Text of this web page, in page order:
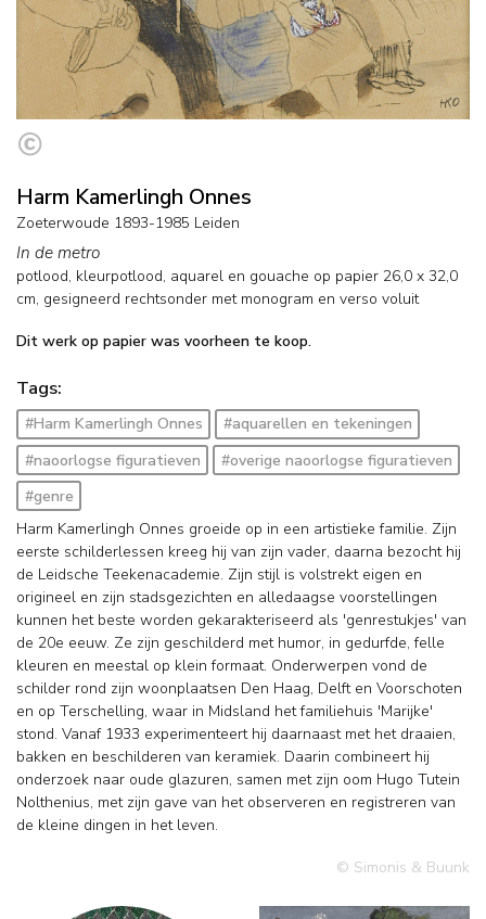
Harm Kamerlingh Onnes
Zoeterwoude 1893-1985 Leiden
In de metro
potlood, kleurpotlood, aquarel en gouache op papier 26,0 x 32,0
cm, gesigneerd rechtsonder met monogram en verso voluit
Dit werk op papier was voorheen te koop.
Tags:
#Harm Kamerlingh Onnes
#aquarellen en tekeningen
#naoorlogse figuratieven
#overige naoorlogse figuratieven
#genre
Harm Kamerlingh Onnes groeide op in een artistieke familie. Zijn
eerste schilderlessen kreeg hij van zijn vader, daarna bezocht hij
de Leidsche Teekenacademie. Zijn stijl is volstrekt eigen en
origineel en zijn stadsgezichten en alledaagse voorstellingen
kunnen het beste worden gekarakteriseerd als 'genrestukjes' van
de 20e eeuw. Ze zijn geschilderd met humor, in gedurfde, felle
kleuren en meestal op klein formaat. Onderwerpen vond de
schilder rond zijn woonplaatsen Den Haag, Delft en Voorschoten
en op Terschelling, waar in Midsland het familiehuis 'Marijke'
stond. Vanaf 1933 experimenteert hij daarnaast met het draaien,
bakken en beschilderen van keramiek. Daarin combineert hij
onderzoek naar oude glazuren, samen met zijn oom Hugo Tutein
Nolthenius, met zijn gave van het observeren en registreren van
de kleine dingen in het leven.
© Simonis & Buunk